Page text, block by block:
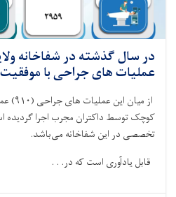
عملیات های جراحی با
از میان این عملیات های جراحی‌ (۹۱۰)
کوچک توسط داکتران مجرب اجرا گردیده
تخصصی در این شفاخانه می‌باشد.
قابل یادآوری است که در. . .